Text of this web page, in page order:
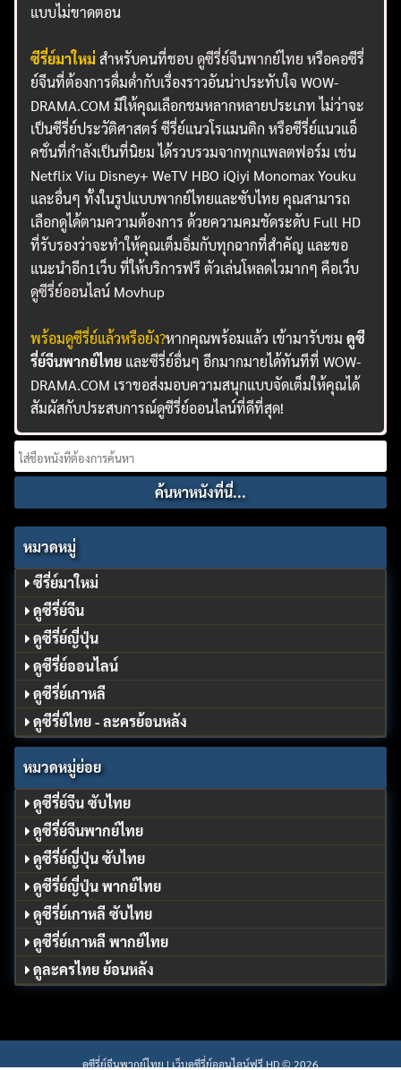
แบบไม่ขาดตอน
ซีรี่ย์มาใหม่ สำหรับคนที่ชอบดูซีรี่ย์จีนพากย์ไทย หรือคอซีรี่
ย์จีนที่ต้องการดื่มด่ำกับเรื่องราวอันน่าประทับใจ WOW-
DRAMA.COM มีให้คุณเลือกชมหลากหลายประเภท ไม่ว่าจะ
เป็นซีรี่ย์ประวัติศาสตร์ ซีรี่ย์แนวโรแมนติก หรือซีรี่ย์แนวแอ็
คชั่นที่กำลังเป็นที่นิยม ได้รวบรวมจากทุกแพลตฟอร์ม เช่น
Netflix Viu Disney+ WeTV HBO iQiyi Monomax Youku
และอื่นๆ ทั้งในรูปแบบพากย์ไทยและซับไทย คุณสามารถ
เลือกดูได้ตามความต้องการ ด้วยความคมชัดระดับ Full HD
ที่รับรองว่าจะทำให้คุณเต็มอิ่มกับทุกฉากที่สำคัญ และขอ
แนะนำอีก1เว็บ ที่ให้บริการฟรี ตัวเล่นโหลดไวมากๆ คือเว็บ
ดูซีรี่ย์ออนไลน์ Movhup
พร้อมดูซีรี่ย์แล้วหรือยัง?หากคุณพร้อมแล้ว เข้ามารับชมดูซี
รี่ย์จีนพากย์ไทย และซีรี่ย์อื่นๆ อีกมากมายได้ทันทีที่ WOW-
DRAMA.COM เราขอส่งมอบความสนุกแบบจัดเต็มให้คุณได้
สัมผัสกับประสบการณ์ดูซีรี่ย์ออนไลน์ที่ดีที่สุด!
Search
for:
หมวดหมู่
ซีรี่ย์มาใหม่
ดูซีรี่ย์จีน
ดูซีรี่ย์ญี่ปุ่น
ดูซีรี่ย์ออนไลน์
ดูซีรี่ย์เกาหลี
ดูซีรี่ย์ไทย - ละครย้อนหลัง
หมวดหมู่ย่อย
ดูซีรี่ย์จีน ซับไทย
ดูซีรี่ย์จีนพากย์ไทย
ดูซีรี่ย์ญี่ปุ่น ซับไทย
ดูซีรี่ย์ญี่ปุ่น พากย์ไทย
ดูซีรี่ย์เกาหลี ซับไทย
ดูซีรี่ย์เกาหลี พากย์ไทย
ดูละครไทย ย้อนหลัง
ดูซีรี่ย์จีนพากย์ไทย | เว็บดูซีรี่ย์ออนไลน์ฟรี HD © 2026